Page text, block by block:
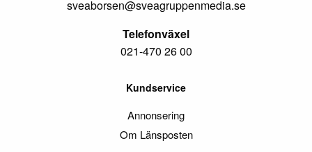
sveaborsen@sveagruppenmedia.se
Telefonväxel
021-470 26 00
Kundservice
Annonsering
Om Länsposten